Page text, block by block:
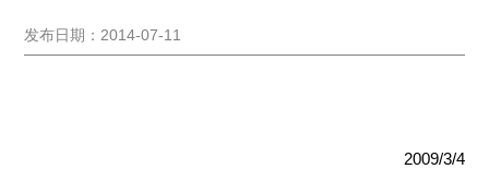
发布日期：2014-07-11
2009/3/4